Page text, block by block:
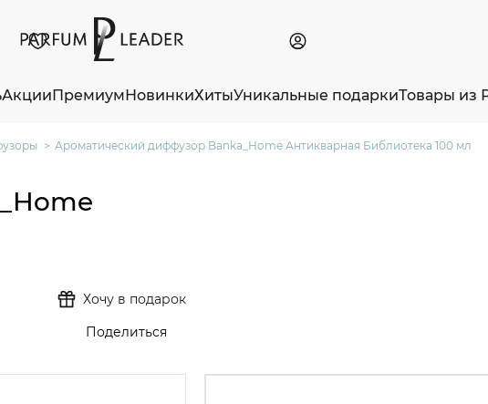
АкцииПремиумНовинкиХитыУникальные подаркиТовары из
Ароматический диффузор Banka_Home Антикварная Библиотека 100 мл
Хочу в подарок
Поделиться